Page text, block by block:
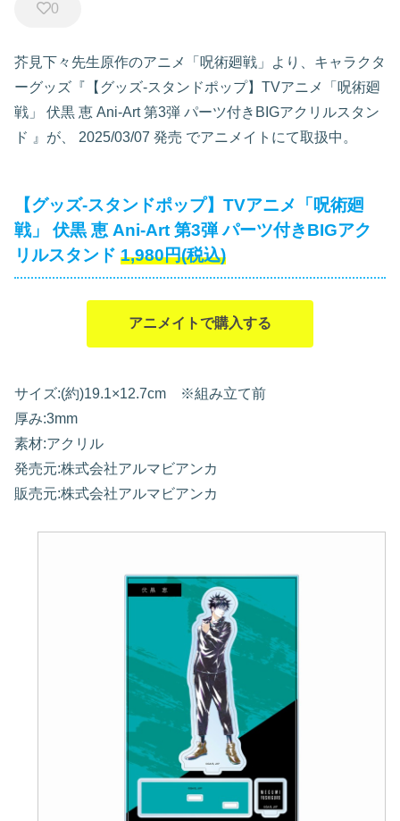
0
芥見下々先生原作のアニメ「呪術廻戦」より、キャラクタ
ーグッズ『【グッズ-スタンドポップ】TVアニメ「呪術廻
戦」 伏黒 恵 Ani-Art 第3弾 パーツ付きBIGアクリルスタン
ド 』が、 2025/03/07 発売 でアニメイトにて取扱中。
【グッズ-スタンドポップ】TVアニメ「呪術廻
戦」 伏黒 恵 Ani-Art 第3弾 パーツ付きBIGアク
リルスタンド 1,980円(税込)
アニメイトで購入する
サイズ:(約)19.1×12.7cm ※組み立て前
厚み:3mm
素材:アクリル
発売元:株式会社アルマビアンカ
販売元:株式会社アルマビアンカ